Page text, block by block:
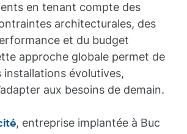
en tenant compte des
architecturales, des
et du budget
approche globale permet de
installations évolutives,
aux besoins de demain.
, entreprise implantée à Buc